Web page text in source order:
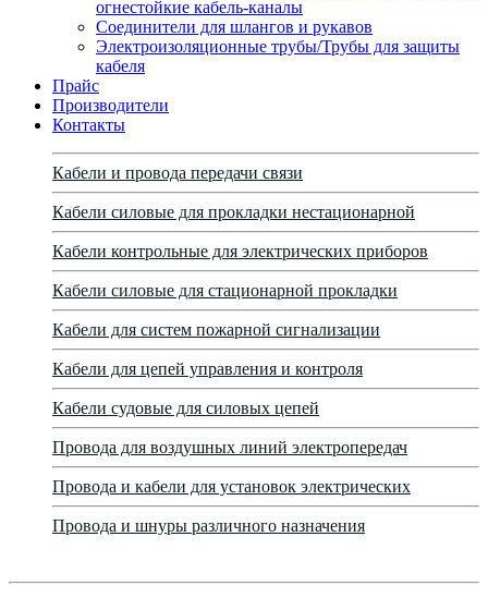
огнестойкие кабель-каналы
Соединители для шлангов и рукавов
Электроизоляционные трубы/Трубы для защиты
кабеля
Прайс
Производители
Контакты
Кабели и провода передачи связи
Кабели силовые для прокладки нестационарной
Кабели контрольные для электрических приборов
Кабели силовые для стационарной прокладки
Кабели для систем пожарной сигнализации
Кабели для цепей управления и контроля
Кабели судовые для силовых цепей
Провода для воздушных линий электропередач
Провода и кабели для установок электрических
Провода и шнуры различного назначения